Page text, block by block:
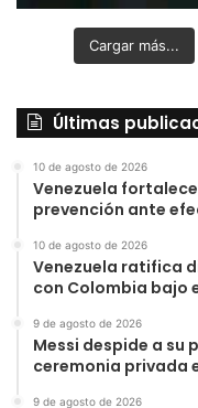
Cargar más...
Últimas
10 de agosto de 2026
Venezuela
prevención ante
10 de agosto de 2026
Venezuela ratifica
con Colombia bajo
9 de agosto de 2026
Messi despide a su
ceremonia privada
9 de agosto de 2026